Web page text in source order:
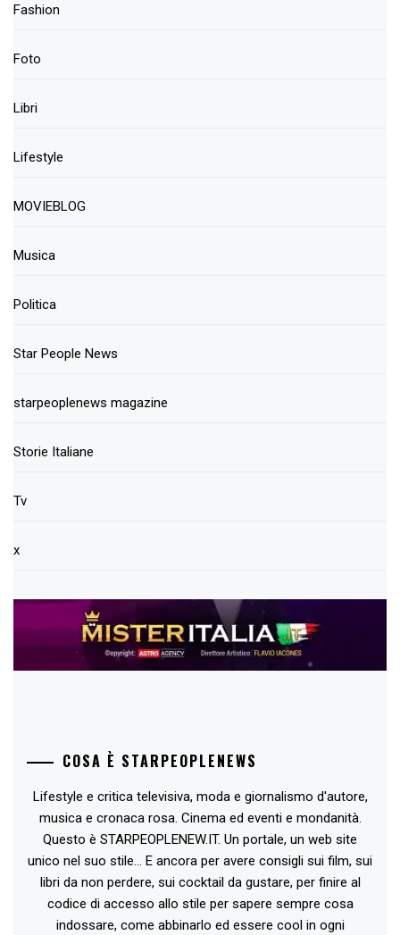
Fashion
Foto
Libri
Lifestyle
MOVIEBLOG
Musica
Politica
Star People News
starpeoplenews magazine
Storie Italiane
Tv
x
COSA È STARPEOPLENEWS
Lifestyle e critica televisiva, moda e giornalismo d'autore,
musica e cronaca rosa. Cinema ed eventi e mondanità.
Questo è STARPEOPLENEW.IT. Un portale, un web site
unico nel suo stile... E ancora per avere consigli sui film, sui
libri da non perdere, sui cocktail da gustare, per finire al
codice di accesso allo stile per sapere sempre cosa
indossare, come abbinarlo ed essere cool in ogni